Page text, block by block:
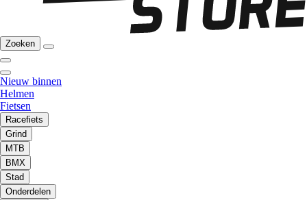
Zoeken
Nieuw binnen
Helmen
Fietsen
Racefiets
Grind
MTB
BMX
Stad
Onderdelen